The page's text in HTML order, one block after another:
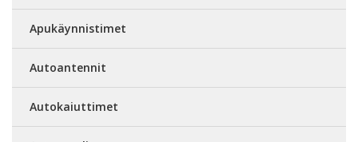
Apukäynnistimet
Autoantennit
Autokaiuttimet